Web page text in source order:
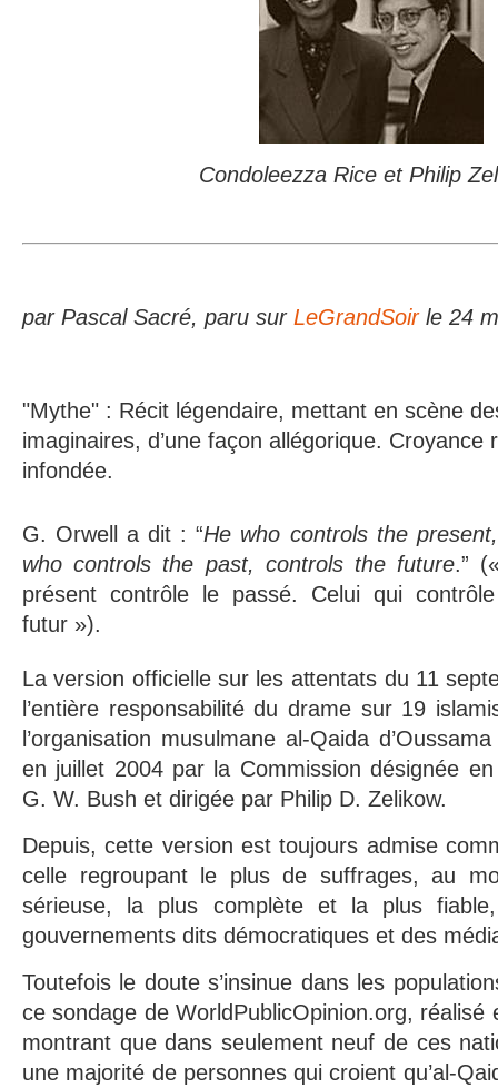
Condoleezza Rice et Philip
par Pascal Sacré, paru sur LeGrandSoirle 24
"Mythe" : Récit légendaire, mettant en scène
imaginaires, d’une façon allégorique. Croyance
infondée.
G. Orwell a dit : “He who controls the
who controls the past, controls the future.”
présent contrôle le passé. Celui qui
futur »).
La version officielle sur les attentats du 11
l’entière responsabilité du drame sur 19
l’organisation musulmane al-Qaida
en juillet 2004 par la Commission désignée
G. W. Bush et dirigée par Philip D. Zelikow.
Depuis, cette version est toujours admise
celle regroupant le plus de suffrages, au
sérieuse, la plus complète et la plus
gouvernements dits démocratiques et des
Toutefois le doute s’insinue dans les
ce sondage de WorldPublicOpinion.org, réalisé
montrant que dans seulement neuf de ces
une majorité de personnes qui croient qu’al-